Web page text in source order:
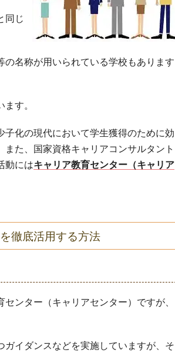
同じ
名称が用いられている学校もあります
す。
化の現代において学生獲得のために効
た、国家資格キャリアコンサルタント
動にはキャリア教育センター（キャリア
徹底活用する方法
ンター（キャリアセンター）ですが、
イダンスなどを実施していますが、そ